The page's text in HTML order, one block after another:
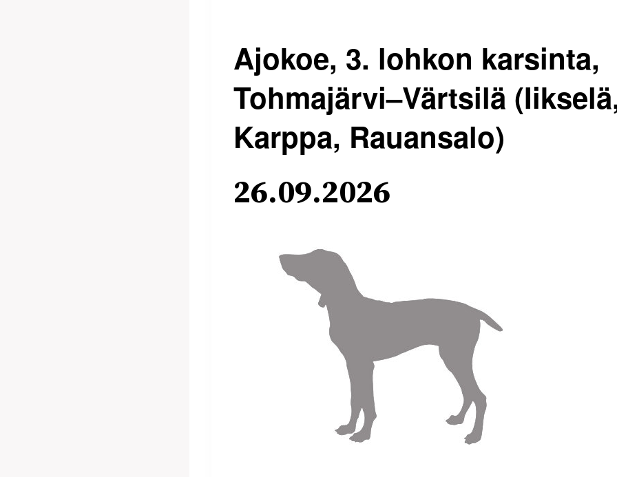
Ajokoe, 3. lohkon karsinta,
Tohmajärvi–Värtsilä
Karppa, Rauansalo)
26.09.2026